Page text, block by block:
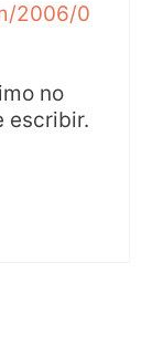
2006/0
no
escribir.